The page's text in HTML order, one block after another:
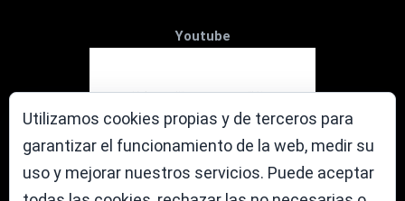
Utilizamos cookies propias y de terceros para
garantizar el funcionamiento de la web, medir su
uso y mejorar nuestros servicios. Puede aceptar
Youtube